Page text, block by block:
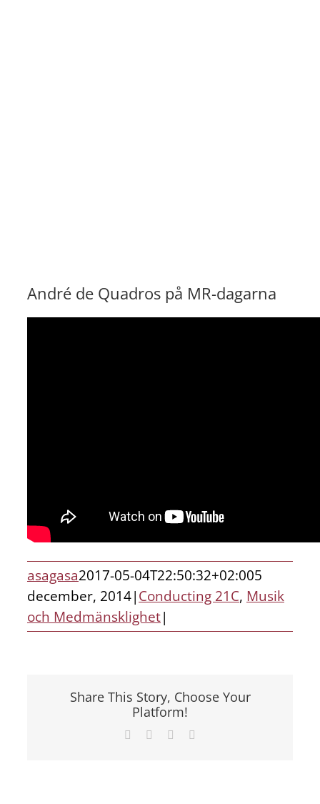
André de Quadros på MR-dagarna
asagasa2017-05-04T22:50:32+02:005
december, 2014|Conducting 21C, Musik
och Medmänsklighet|
Share This Story, Choose Your
Platform!
Facebook LinkedIn